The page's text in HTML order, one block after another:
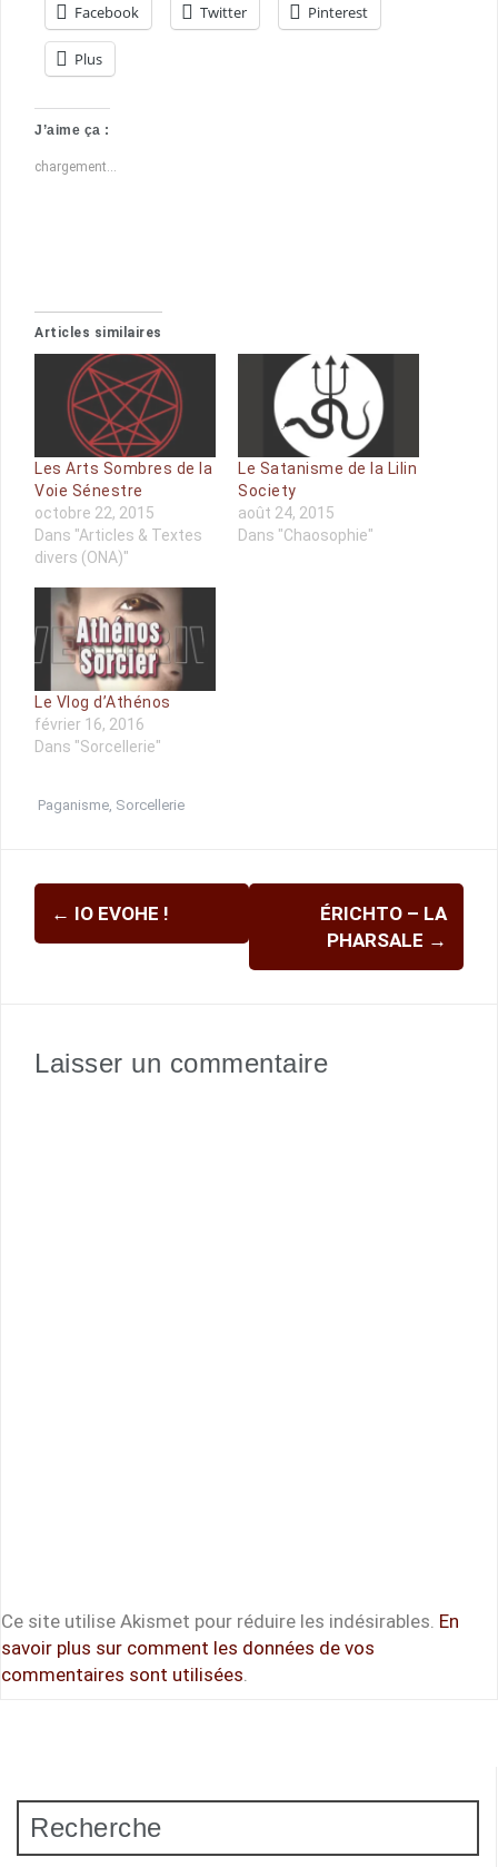
Facebook Twitter Pinterest
Plus
J’aime ça :
chargement…
Articles similaires
Les Arts Sombres de la
Voie Sénestre
octobre 22, 2015
Dans "Articles & Textes
divers (ONA)"
Le Satanisme de la Lilin
Society
août 24, 2015
Dans "Chaosophie"
Le Vlog d’Athénos
février 16, 2016
Dans "Sorcellerie"
Paganisme Sorcellerie
Navigation
d'article
← IO EVOHE !
ÉRICHTO – LA
PHARSALE →
Laisser un commentaire
Ce site utilise Akismet pour réduire les indésirables. En
savoir plus sur comment les données de vos
commentaires sont utilisées
Recherche